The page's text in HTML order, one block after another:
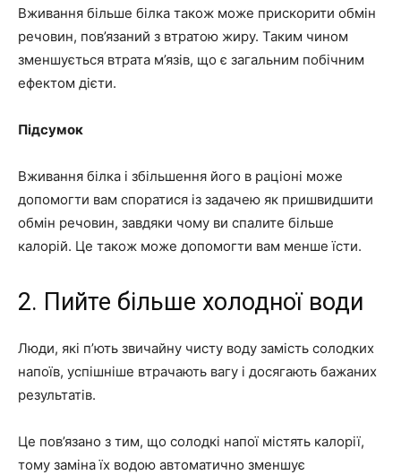
Вживання більше білка також може прискорити обмін
речовин, пов’язаний з втратою жиру. Таким чином
зменшується втрата м’язів, що є загальним побічним
ефектом дієти.
Підсумок
Вживання білка і збільшення його в раціоні може
допомогти вам споратися із задачею як пришвидшити
обмін речовин, завдяки чому ви спалите більше
калорій. Це також може допомогти вам менше їсти.
2. Пийте більше холодної води
Люди, які п’ють звичайну чисту воду замість солодких
напоїв, успішніше втрачають вагу і досягають бажаних
результатів.
Це пов’язано з тим, що солодкі напої містять калорії,
тому заміна їх водою автоматично зменшує